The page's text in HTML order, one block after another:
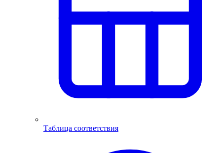
Таблица соответствия